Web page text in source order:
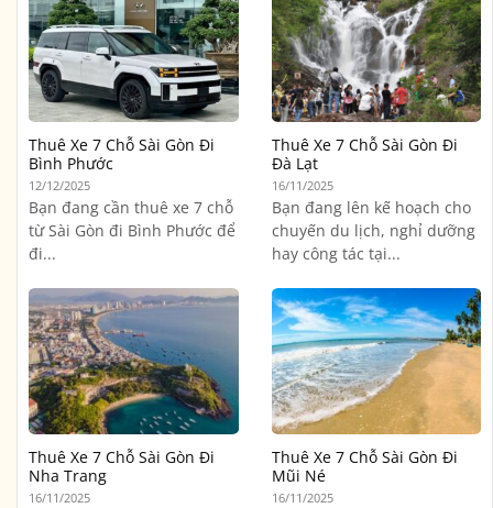
Thuê Xe 7 Chỗ Sài Gòn Đi
Bình Phước
12/12/2025
Bạn đang cần thuê xe 7 chỗ
từ Sài Gòn đi Bình Phước để
đi...
Thuê Xe 7 Chỗ Sài Gòn Đi
Đà Lạt
16/11/2025
Bạn đang lên kế hoạch cho
chuyến du lịch, nghỉ dưỡng
hay công tác tại...
Thuê Xe 7 Chỗ Sài Gòn Đi
Nha Trang
16/11/2025
Thuê Xe 7 Chỗ Sài Gòn Đi
Mũi Né
16/11/2025